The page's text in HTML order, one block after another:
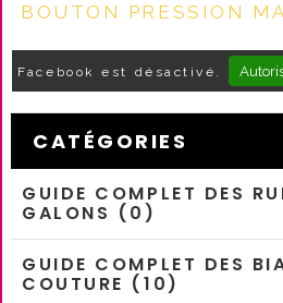
BOUTON PRESSION
Facebook est désactivé.
CATÉGORIES
GUIDE COMPLET DES
GALONS (0)
GUIDE COMPLET DES
COUTURE (10)